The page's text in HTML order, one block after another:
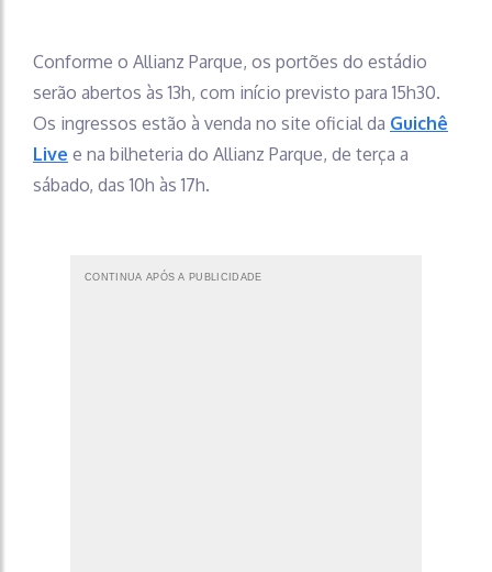
Conforme o Allianz Parque, os portões do estádio
serão abertos às 13h, com início previsto para 15h30.
Os ingressos estão à venda no site oficial da Guichê
Live e na bilheteria do Allianz Parque, de terça a
sábado, das 10h às 17h.
CONTINUA APÓS A PUBLICIDADE